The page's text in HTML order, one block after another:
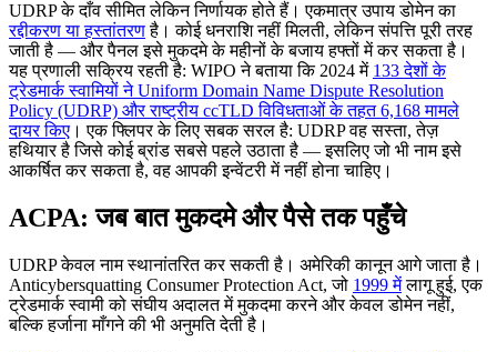
UDRP के दाँव सीमित लेकिन निर्णायक होते हैं। एकमात्र उपाय डोमेन का
रद्दीकरण या हस्तांतरणहै। कोई धनराशि नहीं मिलती, लेकिन संपत्ति पूरी तरह
जाती है — और पैनल इसे मुकदमे के महीनों के बजाय हफ्तों में कर सकता है।
यह प्रणाली सक्रिय रहती है: WIPO ने बताया कि 2024 में 133 देशों के
ट्रेडमार्क स्वामियों ने Uniform Domain Name Dispute Resolution
Policy (UDRP) और राष्ट्रीय ccTLD विविधताओं के तहत 6,168 मामले
दायर किए । एक फ्लिपर के लिए सबक सरल है: UDRP वह सस्ता, तेज़
हथियार है जिसे कोई ब्रांड सबसे पहले उठाता है — इसलिए जो भी नाम इसे
आकर्षित कर सकता है, वह आपकी इन्वेंटरी में नहीं होना चाहिए।
ACPA: जब बात मुकदमे और पैसे तक पहुँचे
UDRP केवल नाम स्थानांतरित कर सकती है। अमेरिकी कानून आगे जाता है।
Anticybersquatting Consumer Protection Act, जो 1999 मेंलागू हुई, एक
ट्रेडमार्क स्वामी को संघीय अदालत में मुकदमा करने और केवल डोमेन नहीं,
बल्कि हर्जाना माँगने की भी अनुमति देती है।